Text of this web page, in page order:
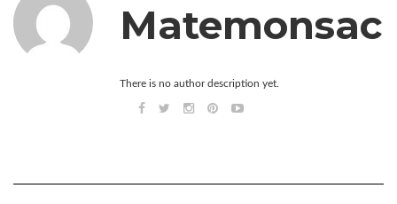
Matemonsac
There is no author description yet.